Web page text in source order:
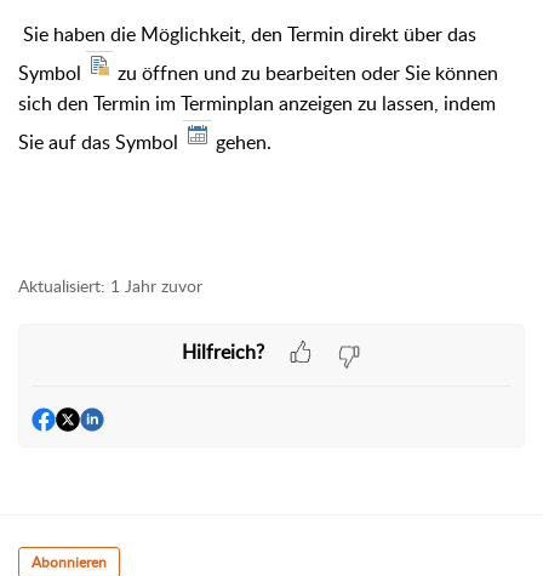
Sie haben die Möglichkeit, den Termin direkt über das
Symbol
zu öffnen und zu bearbeiten oder Sie können
sich den Termin im Terminplan anzeigen zu lassen, indem
Sie auf das Symbol
gehen.
Aktualisiert: 1 Jahr zuvor
Hilfreich?
Abonnieren